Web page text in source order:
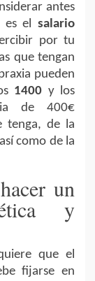
antes
es el salario
por tu
que tengan
pueden
1400 y los
de 400€
tenga, de la
como de la
un
y
que el
fijarse en